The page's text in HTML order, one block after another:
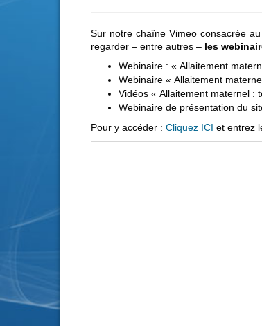
Sur notre chaîne Vimeo consacrée
regarder – entre autres – les
Webinaire : « Allaitement
Webinaire « Allaitement
Vidéos « Allaitement maternel :
Webinaire de présentation du
Pour y accéder : Cliquez ICI et entrez